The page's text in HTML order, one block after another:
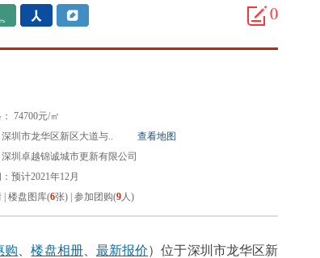
0
74700元/㎡
圳市龙华区新区大道与..
查看地图
圳卓越锦诚城市更新有限公司
预计2021年12月
楼盘图库(6张) 参加团购(9人)
购 、楼盘相册、 最新报价）位于深圳市龙华区新